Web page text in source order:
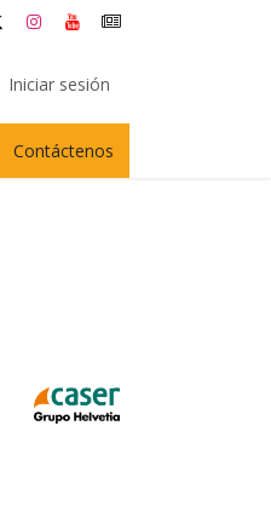
Iniciar sesión
Contáctenos